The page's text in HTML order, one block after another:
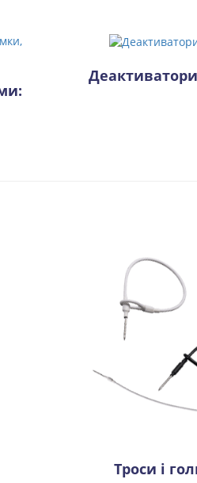
Троси і